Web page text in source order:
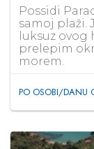
Possidi
samoj plaži.
luksuz
prelepim
morem.
PO OSOBI/DANU